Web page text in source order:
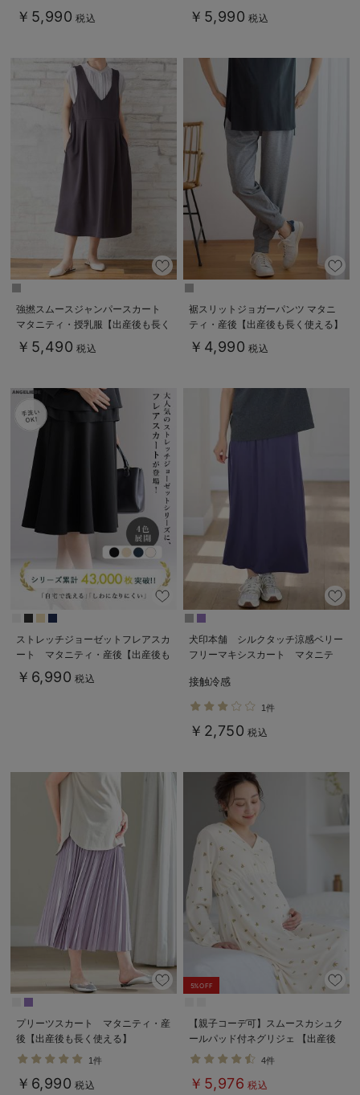
￥5,990 税込 ￥5,990 税込
強撚スムースジャンパースカート
マタニティ・授乳服【出産後も長く
使える】
￥5,490 税込
裾スリットジョガーパンツ マタニ
ティ・産後【出産後も長く使える】
￥4,990 税込
ストレッチジョーゼットフレアスカ
ート マタニティ・産後【出産後も
長く使える】
￥6,990 税込
犬印本舗 シルクタッチ涼感ベリー
フリーマキシスカート マタニテ
接触冷感
1件
￥2,750 税込
プリーツスカート マタニティ・産
後【出産後も長く使える】
1件
￥6,990 税込
5%OFF
【親子コーデ可】スムースカシュク
ールパッド付ネグリジェ 【出産後
も長く使える】
4件
￥5,976 税込